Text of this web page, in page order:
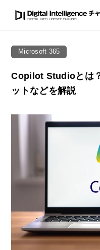
Microsoft 365
Copilot Studioとは
ットなどを解説